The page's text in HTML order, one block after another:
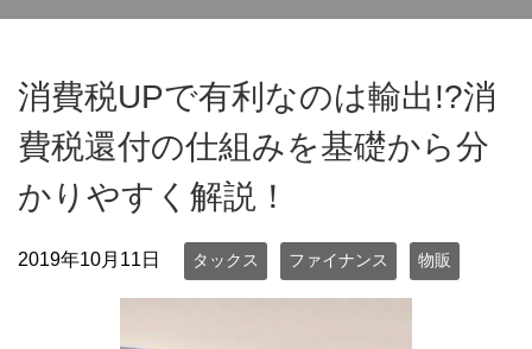
消費税UPで有利なのは輸出!?消
費税還付の仕組みを基礎から分
かりやすく解説！
2019年10月11日 タックス ファイナンス 物販